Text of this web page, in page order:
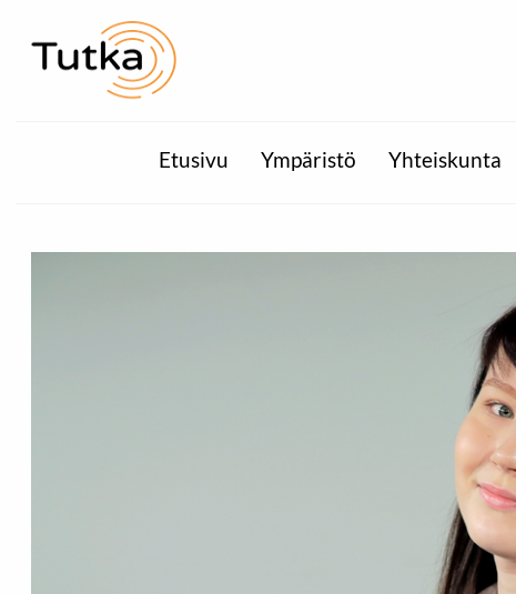
Etusivu Ympäristö Yhteiskunta